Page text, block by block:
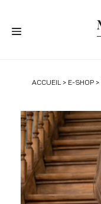
ACCUEIL> E-SHOP >